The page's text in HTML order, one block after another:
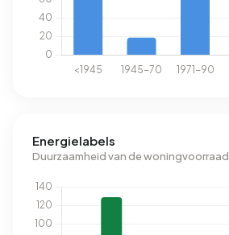
Energielabels
Duurzaamheid van de woningvoorraad